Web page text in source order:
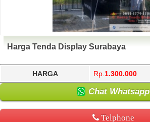
Harga Tenda Display Surabaya
HARGA Rp. 1.300.000
Chat Whatsapp
Telphone